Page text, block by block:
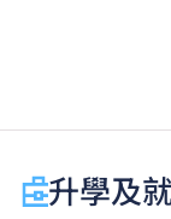
於申請入學
目）。2024
升學及